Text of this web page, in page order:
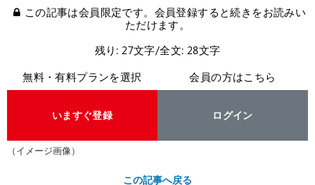
この記事は会員限定です。会員登録すると続きをお読みい
ただけます。
残り: 27文字/全文: 28文字
無料・有料プランを選択
いますぐ登録
会員の方はこちら
ログイン
（イメージ画像）
この記事へ戻る